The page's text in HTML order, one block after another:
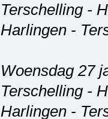
Terschelling -
Harlingen -
Woensdag 27
Terschelling -
Harlingen -